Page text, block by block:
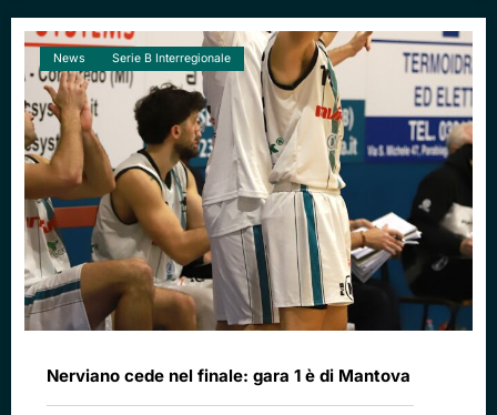
News Serie B Interregionale
Nerviano cede nel finale: gara 1 è di Mantova